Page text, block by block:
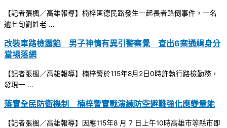
【記者張楓／高雄報導】楠梓區德民路發生一起長者路倒事件，一名
逾七旬劉姓老 ...
改裝車路檢露餡 男子神情有異引警察覺 查出6案通緝身分
當場落網
【記者張楓／高雄報導】楠梓警於115年8月2日0時許執行路檢勤務，
發現一 ...
落實全民防衛機制 楠梓警實戰演練防空避難強化應變量能
【記者張楓／高雄報導】因應115年8 月 7 日上午10時高雄市等縣市即